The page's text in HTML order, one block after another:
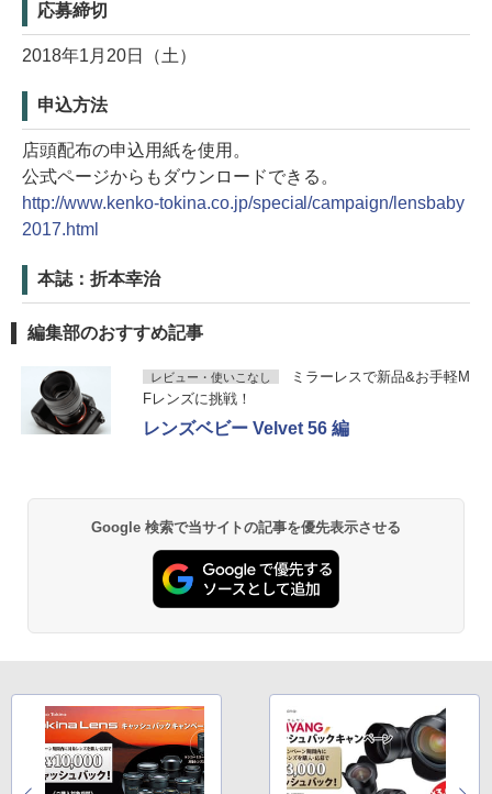
応募締切
2018年1月20日（土）
申込方法
店頭配布の申込用紙を使用。
公式ページからもダウンロードできる。
http://www.kenko-tokina.co.jp/special/campaign/lensbaby
2017.html
本誌：折本幸治
編集部のおすすめ記事
レビュー・使いこなし
ミラーレスで新品&お手軽M
Fレンズに挑戦！
レンズベビー Velvet 56 編
Google 検索で当サイトの記事を優先表示させる